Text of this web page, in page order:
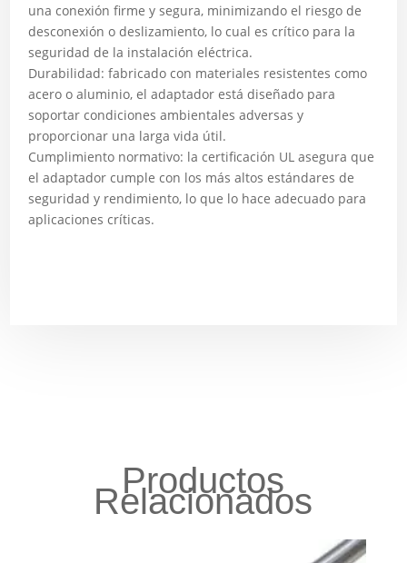
una conexión firme y segura, minimizando el riesgo de
desconexión o deslizamiento, lo cual es crítico para la
seguridad de la instalación eléctrica.
Durabilidad: fabricado con materiales resistentes como
acero o aluminio, el adaptador está diseñado para
soportar condiciones ambientales adversas y
proporcionar una larga vida útil.
Cumplimiento normativo: la certificación UL asegura que
el adaptador cumple con los más altos estándares de
seguridad y rendimiento, lo que lo hace adecuado para
aplicaciones críticas.
Productos
Relacionados